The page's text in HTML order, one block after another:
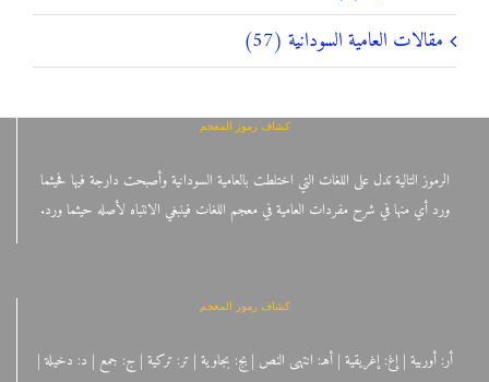
مقالات العامية السودانية (57)
كشاف رموز المعجم
الرموز التالية تدل على اللغات التي اختلطت بالعامية السودانية وأصبحت دارجة فيها فحيثما
ورد أي منها في شرح مفردات العامية في معجم اللغات فينبغي الانتباه لأصله حيثما ورد.
كشاف رموز المعجم
أر: أوربية | إغ: إغريقية | أهـ: انتهى النص | بج: بجاوية | تر: تركية | ج: جمع | د: دخيلة |